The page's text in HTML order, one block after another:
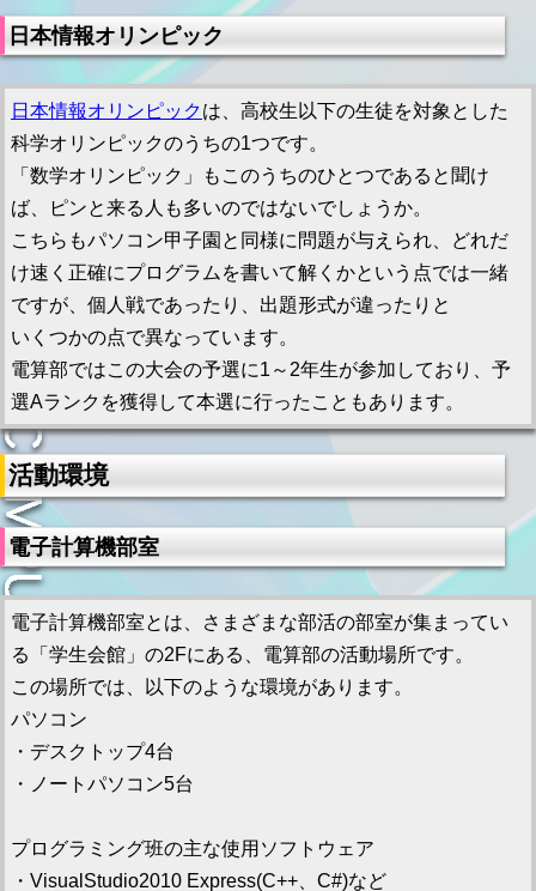
日本情報オリンピック
日本情報オリンピックは、高校生以下の生徒を対象とした
科学オリンピックのうちの1つです。
「数学オリンピック」もこのうちのひとつであると聞け
ば、ピンと来る人も多いのではないでしょうか。
こちらもパソコン甲子園と同様に問題が与えられ、どれだ
け速く正確にプログラムを書いて解くかという点では一緒
ですが、個人戦であったり、出題形式が違ったりと
いくつかの点で異なっています。
電算部ではこの大会の予選に1～2年生が参加しており、予
選Aランクを獲得して本選に行ったこともあります。
活動環境
電子計算機部室
電子計算機部室とは、さまざまな部活の部室が集まってい
る「学生会館」の2Fにある、電算部の活動場所です。
この場所では、以下のような環境があります。
パソコン
・デスクトップ4台
・ノートパソコン5台
プログラミング班の主な使用ソフトウェア
・VisualStudio2010 Express(C++、C#)など